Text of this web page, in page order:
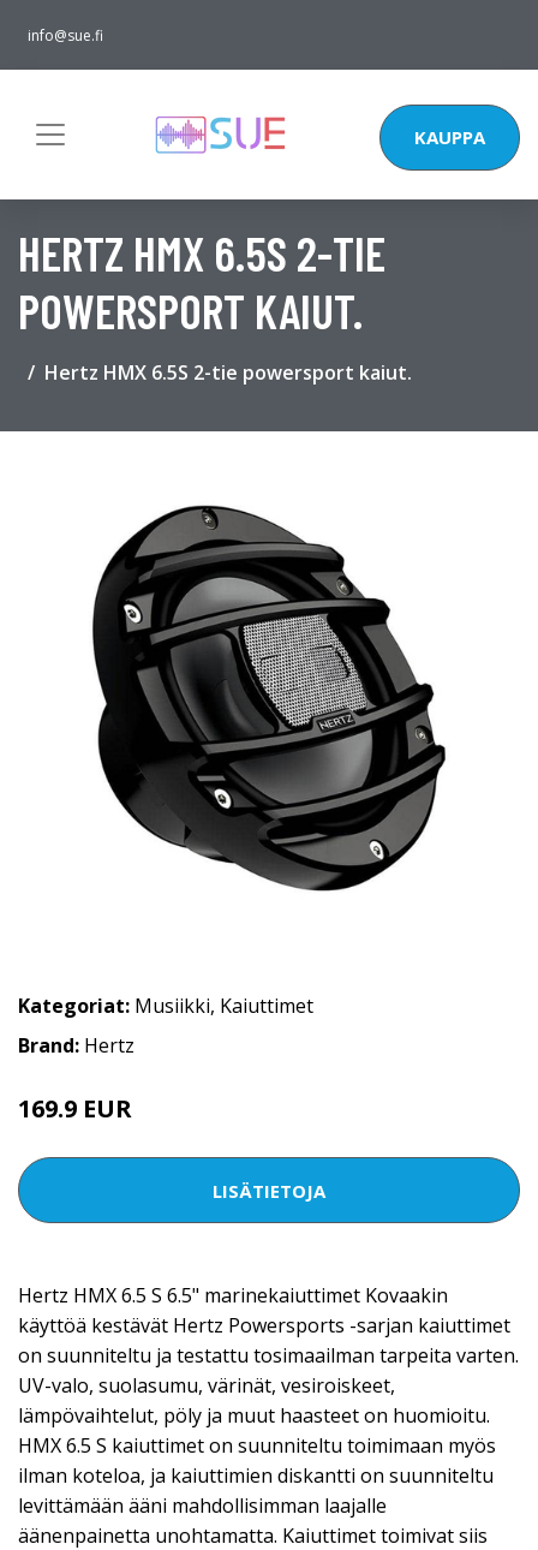
info@sue.fi
KAUPPA
HERTZ HMX 6.5S 2-TIE
POWERSPORT KAIUT.
Hertz HMX 6.5S 2-tie powersport kaiut.
Kategoriat: Musiikki, Kaiuttimet
Brand: Hertz
169.9 EUR
LISÄTIETOJA
Hertz HMX 6.5 S 6.5" marinekaiuttimet Kovaakin
käyttöä kestävät Hertz Powersports -sarjan kaiuttimet
on suunniteltu ja testattu tosimaailman tarpeita varten.
UV-valo, suolasumu, värinät, vesiroiskeet,
lämpövaihtelut, pöly ja muut haasteet on huomioitu.
HMX 6.5 S kaiuttimet on suunniteltu toimimaan myös
ilman koteloa, ja kaiuttimien diskantti on suunniteltu
levittämään ääni mahdollisimman laajalle
äänenpainetta unohtamatta. Kaiuttimet toimivat siis